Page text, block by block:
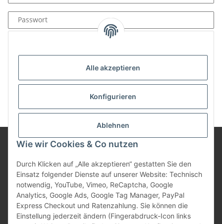
Alle akzeptieren
Konfigurieren
Ablehnen
Wie wir Cookies & Co nutzen
Durch Klicken auf „Alle akzeptieren“ gestatten Sie den
Einsatz folgender Dienste auf unserer Website: Technisch
notwendig, YouTube, Vimeo, ReCaptcha, Google
Analytics, Google Ads, Google Tag Manager, PayPal
Express Checkout und Ratenzahlung. Sie können die
Einstellung jederzeit ändern (Fingerabdruck-Icon links
Passwort
Neu hier?Jetzt registrieren!
Informationen
Gesetzliche Informationen